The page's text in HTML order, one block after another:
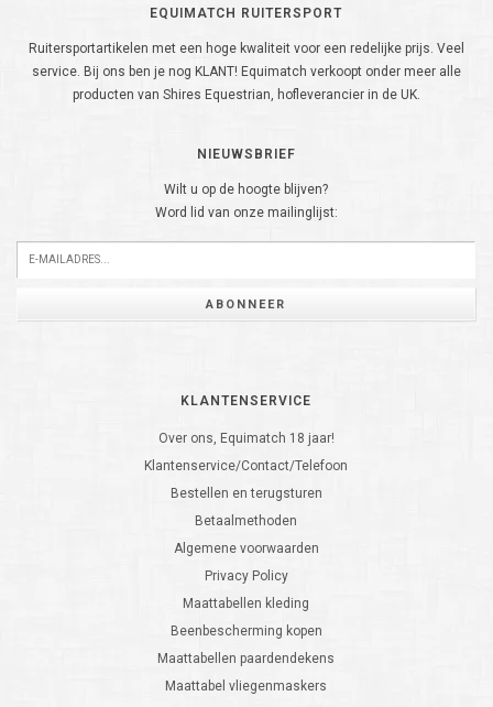
EQUIMATCH RUITERSPORT
Ruitersportartikelen met een hoge kwaliteit voor een redelijke prijs. Veel
service. Bij ons ben je nog KLANT! Equimatch verkoopt onder meer alle
producten van Shires Equestrian, hofleverancier in de UK.
NIEUWSBRIEF
Wilt u op de hoogte blijven?
Word lid van onze mailinglijst:
ABONNEER
KLANTENSERVICE
Over ons, Equimatch 18 jaar!
Klantenservice/Contact/Telefoon
Bestellen en terugsturen
Betaalmethoden
Algemene voorwaarden
Privacy Policy
Maattabellen kleding
Beenbescherming kopen
Maattabellen paardendekens
Maattabel vliegenmaskers